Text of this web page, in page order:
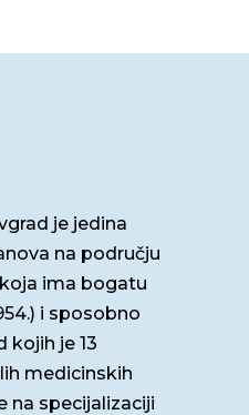
je jedina
na području
ima bogatu
i sposobno
kojih je 13
medicinskih
na specijalizaciji